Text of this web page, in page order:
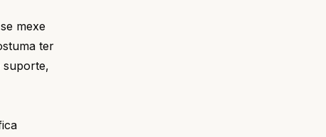
mexe
ter
suporte,